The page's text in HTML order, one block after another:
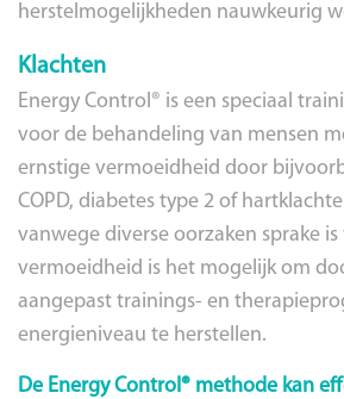
herstelmogelijkheden nauwkeurig
Klachten
Energy Control® is een speciaal
voor de behandeling van mensen
ernstige vermoeidheid door
COPD, diabetes type 2 of
vanwege diverse oorzaken sprake
vermoeidheid is het mogelijk om
aangepast trainings- en
energieniveau te herstellen.
De Energy Control® methode kan